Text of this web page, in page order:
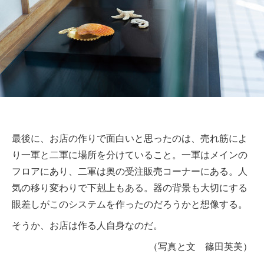
最後に、お店の作りで面白いと思ったのは、売れ筋によ
り一軍と二軍に場所を分けていること。一軍はメインの
フロアにあり、二軍は奥の受注販売コーナーにある。人
気の移り変わりで下剋上もある。器の背景も大切にする
眼差しがこのシステムを作ったのだろうかと想像する。
そうか、お店は作る人自身なのだ。
（写真と文 篠田英美）